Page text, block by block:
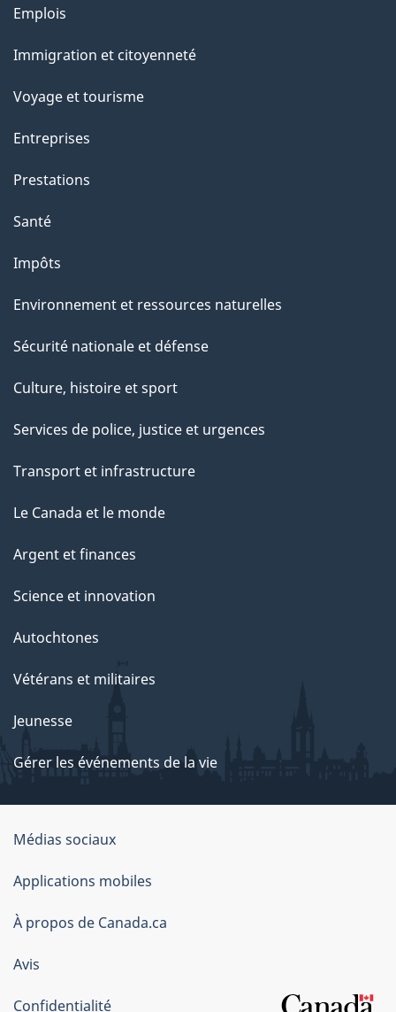
l
a
a
g
"
Thèmes
sujets
Emplois
Immigration et citoyenneté
Voyage et tourisme
Entreprises
Prestations
Santé
Impôts
Environnement et ressources naturelles
Sécurité nationale et défense
Culture, histoire et sport
Services de police, justice et urgences
Transport et infrastructure
Le Canada et le monde
Argent et finances
Science et innovation
Autochtones
Vétérans et militaires
Jeunesse
Gérer les événements de la vie
Organisation
du
gouvernement
du
Canada
Médias sociaux
Applications mobiles
À propos de Canada.ca
Avis
Confidentialité